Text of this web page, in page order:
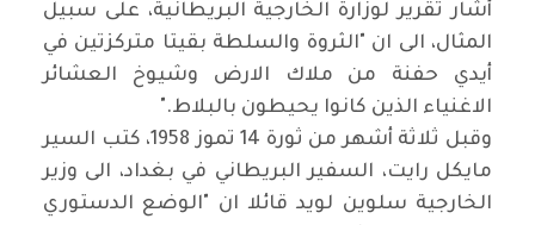
أشار تقرير لوزارة الخارجية البريطانية، على سبيل
المثال، الى ان "الثروة والسلطة بقيتا متركزتين في
أيدي حفنة من ملاك الارض وشيوخ العشائر
الاغنياء الذين كانوا يحيطون بالبلاط".
وقبل ثلاثة أشهر من ثورة 14 تموز 1958، كتب السير
مايكل رايت، السفير البريطاني في بغداد، الى وزير
الخارجية سلوين لويد قائلا ان "الوضع الدستوري